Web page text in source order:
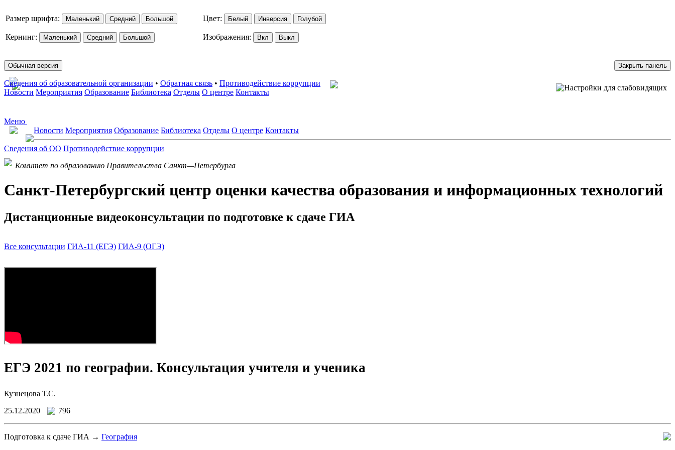
Размер шрифта: Маленький Средний Большой
Кернинг: Маленький Средний Большой
Цвет: Белый Инверсия Голубой
Изображения: Вкл Выкл
Обычная версия Закрыть панель
Сведения об образовательной организации • Обратная связь • Противодействие коррупции
Новости Мероприятия Образование Библиотека Отделы О центре Контакты
Меню
Новости Мероприятия Образование Библиотека Отделы О центре Контакты
Сведения об ОО Противодействие коррупции
Комитет по образованию Правительства Санкт—Петербурга
Санкт-Петербургский центр оценки качества образования и информационных технологий
Дистанционные видеоконсультации по подготовке к сдаче ГИА
Все консультации ГИА-11 (ЕГЭ) ГИА-9 (ОГЭ)
ЕГЭ 2021 по географии. Консультация учителя и ученика
Кузнецова Т.С.
25.12.2020
796
Подготовка к сдаче ГИА → География